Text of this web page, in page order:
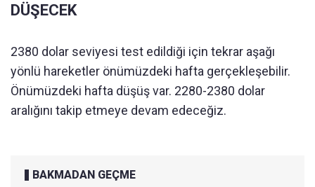
DÜŞECEK
2380 dolar seviyesi test edildiği için tekrar aşağı
yönlü hareketler önümüzdeki hafta gerçekleşebilir.
Önümüzdeki hafta düşüş var. 2280-2380 dolar
aralığını takip etmeye devam edeceğiz.
BAKMADAN GEÇME